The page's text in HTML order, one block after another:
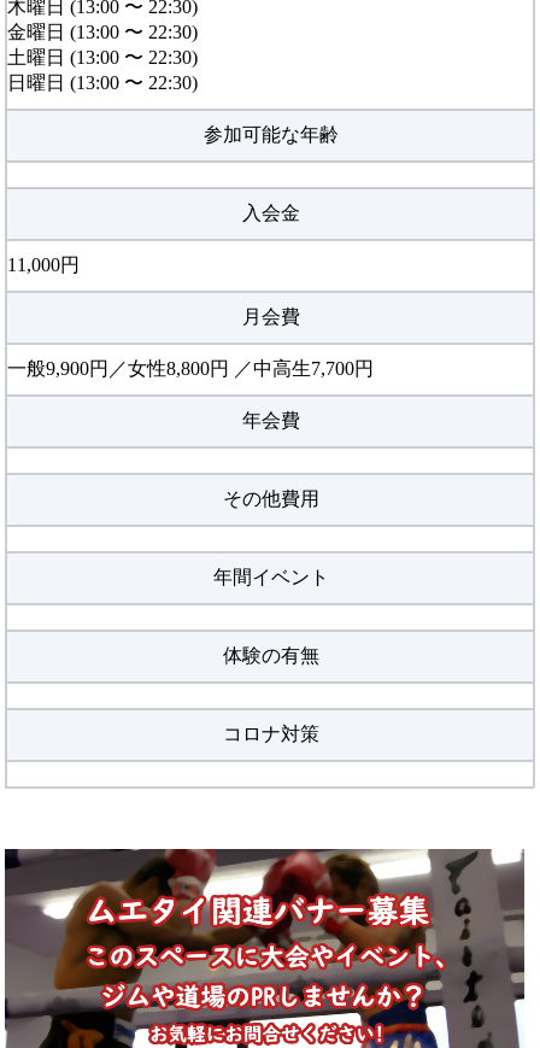
木曜日 (13:00 〜 22:30)
金曜日 (13:00 〜 22:30)
土曜日 (13:00 〜 22:30)
日曜日 (13:00 〜 22:30)
参加可能な年齢
入会金
11,000円
月会費
一般9,900円／女性8,800円 ／中高生7,700円
年会費
その他費用
年間イベント
体験の有無
コロナ対策